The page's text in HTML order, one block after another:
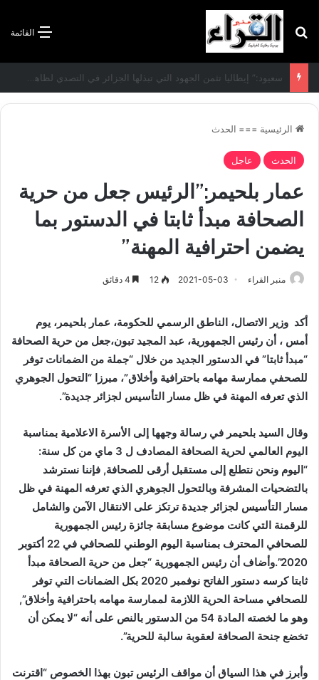
القائمة بحث عن
الرئيسية === الحدث
الحدث عاجل
عمار بلحيمر:”الرئيس جعل من حرية
الصحافة مبدأ ثابتا في الدستور بما
يضمن احترافية المهنة”
منبر القراء 2021-05-03
12
أكد وزير الاتصال، الناطق الرسمي للحكومة، عمار بلحيمر، يوم
أمس ، أن رئيس الجمهورية، عبد المجيد تبون،جعل من حرية الصحافة
“مبدأ ثابتا” في الدستور الجديد من خلال “جملة من الضمانات توفر
للصحفي ممارسة مهامه باحترافية وأخلاق”، مبرزا “التحول الجوهري
الذي تعرفه المهنة في ظل مسار التأسيس لجزائر جديدة”.
وقال السيد بلحيمر في رسالة وجهها إلى الأسرة الاعلامية بمناسبة
اليوم العالمي لحرية الصحافة المصادف ل 3 ماي من كل سنة:
“اليوم ونحن نتطلع إلى مستقبل أرقى للصحافة, فإننا نسترشد
بالتضحيات المشرفة وبالتحول الجوهري الذي تعرفه المهنة في ظل
مسار التأسيس لجزائر جديدة ترتكز على الانتقال الآمن والشامل
للرقمنة التي كانت موضوع مسابقة جائزة رئيس الجمهورية
للصحافي المحترف بمناسبة اليوم الوطني للصحافي في 22 أكتوبر
2020”.وأضاف أن رئيس الجمهورية “جعل من حرية الصحافة مبدأ
ثابتا كرسه دستور الفاتح نوفمبر 2020 بكل الضمانات التي توفر
للصحافي مساحة الحرية اللازمة لممارسة مهامه باحترافية وأخلاق”,
وهو ما لخصته المادة 54 من الدستور بالنص على أنه “لا يمكن أن
تخضع جنحة الصحافة لعقوبة سالبة للحرية”.
وأبرز في هذا السياق أن مواقف الرئيس تبون بهذا الخصوص “اقترنت